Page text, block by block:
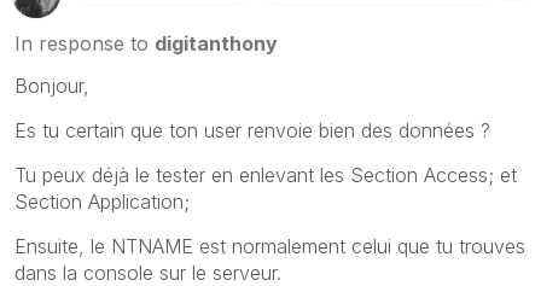
In response to digitanthony
Bonjour,
Es tu certain que ton user renvoie bien des données ?
Tu peux déjà le tester en enlevant les Section Access; et
Section Application;
Ensuite, le NTNAME est normalement celui que tu trouves
dans la console sur le serveur.